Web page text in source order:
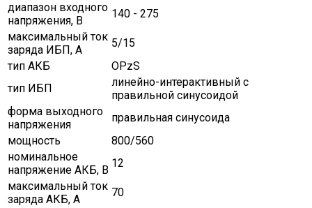
диапазон входного
напряжения, В
140 - 275
максимальный ток
заряда ИБП, A
5/15
тип АКБ
OPzS
тип ИБП
линейно-интерактивный с
правильной синусоидой
форма выходного
напряжения
правильная синусоида
мощность
800/560
номинальное
напряжение АКБ, В
12
максимальный ток
заряда АКБ, A
70